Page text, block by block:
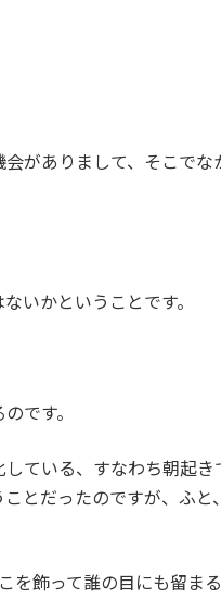
がありまして、そこで
いかということです。
です。
ている、すなわち朝起
とだったのですが、ふ
を飾って誰の目にも留ま